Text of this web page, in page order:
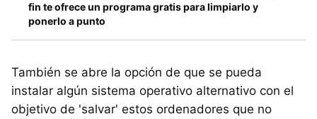
fin te ofrece un programa gratis para limpiarlo y
ponerlo a punto
También se abre la opción de que se pueda
instalar algún sistema operativo alternativo con el
objetivo de 'salvar' estos ordenadores que no